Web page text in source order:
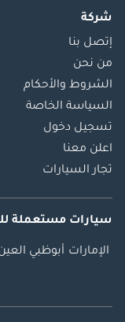
شركة
إتصل بنا
من نحن
الشروط والأحكام
السياسة الخاصة
تسجيل دخول
اعلن معنا
تجار السيارات
سيارات مستعملة
الإمارات أبوظبي